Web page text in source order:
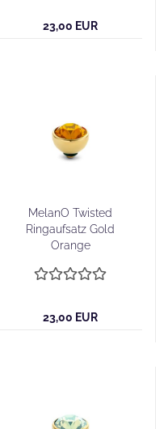
23,00 EUR
MelanO Twisted
Ringaufsatz Gold
Orange
23,00 EUR